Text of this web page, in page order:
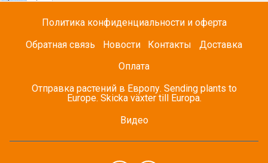
Политика конфиденциальности и оферта
Обратная связь
Новости Контакты
Доставка
Оплата
Отправка растений в Европу. Sending plants to
Europe. Skicka växter till Europa.
Видео